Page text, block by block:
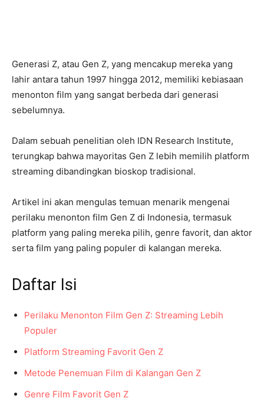
Generasi Z, atau Gen Z, yang mencakup mereka yang
lahir antara tahun 1997 hingga 2012, memiliki kebiasaan
menonton film yang sangat berbeda dari generasi
sebelumnya.
Dalam sebuah penelitian oleh IDN Research Institute,
terungkap bahwa mayoritas Gen Z lebih memilih platform
streaming dibandingkan bioskop tradisional.
Artikel ini akan mengulas temuan menarik mengenai
perilaku menonton film Gen Z di Indonesia, termasuk
platform yang paling mereka pilih, genre favorit, dan aktor
serta film yang paling populer di kalangan mereka.
Daftar Isi
Perilaku Menonton Film Gen Z: Streaming Lebih
Populer
Platform Streaming Favorit Gen Z
Metode Penemuan Film di Kalangan Gen Z
Genre Film Favorit Gen Z